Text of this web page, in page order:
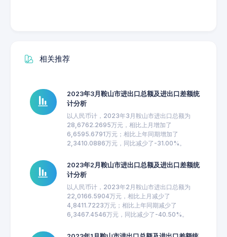
相关推荐
2023年3月鞍山市进出口总额及进出口差额统
计分析
以人民币计，2023年3月鞍山市进出口总额为
28,6762.2695万元，相比上月增加了
6,6595.6791万元；相比上年同期增加了
2,3410.0886万元，同比减少了-31.00%。
2023年2月鞍山市进出口总额及进出口差额统
计分析
以人民币计，2023年2月鞍山市进出口总额为
22,0166.5904万元，相比上月减少了
4,8411.7223万元；相比上年同期减少了
6,3467.4546万元，同比减少了-40.50%。